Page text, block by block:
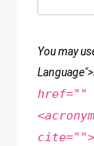
You may